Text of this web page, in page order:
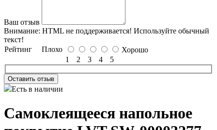
Ваш отзыв
Внимание: HTML не поддерживается! Используйте обычный
текст!
Рейтинг Плохо
Хорошо
1
2 3 4 5
Оставить отзыв
Есть в наличии
Самоклеящееся напольное